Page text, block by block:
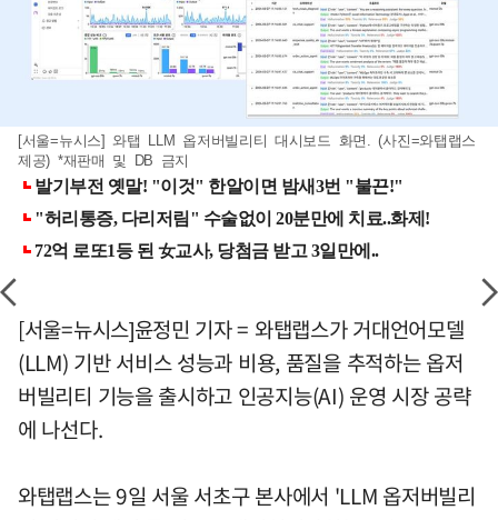
[서울=뉴시스] 와탭 LLM 옵저버빌리티 대시보드 화면. (사진=와탭랩스
제공) *재판매 및 DB 금지
[서울=뉴시스]윤정민 기자 = 와탭랩스가 거대언어모델
(LLM) 기반 서비스 성능과 비용, 품질을 추적하는 옵저
버빌리티 기능을 출시하고 인공지능(AI) 운영 시장 공략
에 나선다.
와탭랩스는 9일 서울 서초구 본사에서 'LLM 옵저버빌리